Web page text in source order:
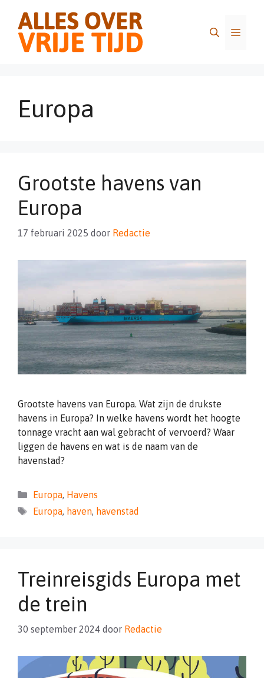
inhoud
Menu
Europa
Grootste havens van
Europa
17 februari 2025 door Redactie
Grootste havens van Europa. Wat zijn de drukste
havens in Europa? In welke havens wordt het hoogte
tonnage vracht aan wal gebracht of vervoerd? Waar
liggen de havens en wat is de naam van de
havenstad?
Categorieën
Europa, Havens
Tags
Europa, haven, havenstad
Treinreisgids Europa met
de trein
30 september 2024 door Redactie